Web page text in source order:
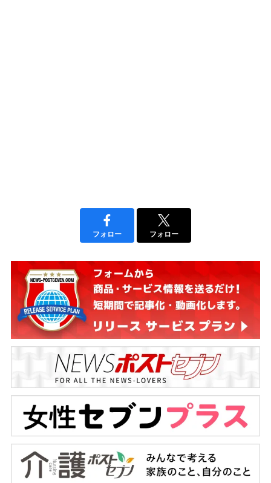
フォロー フォロー